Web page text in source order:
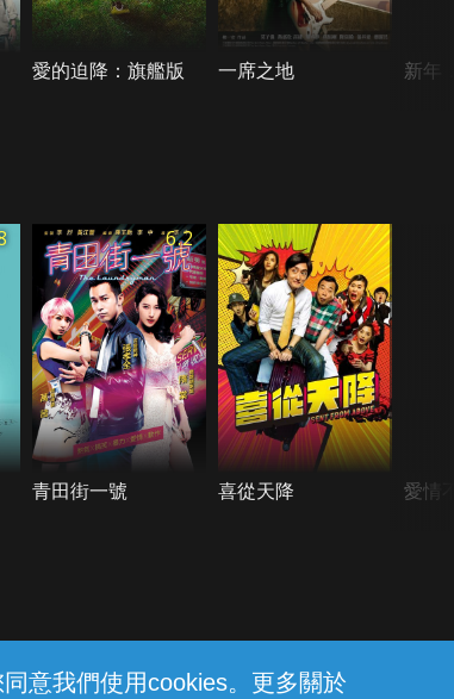
意我們使用cookies。更多關於
愛的迫降：旗艦版 一席之地 新年
6.2
青田街一號 喜從天降 愛情